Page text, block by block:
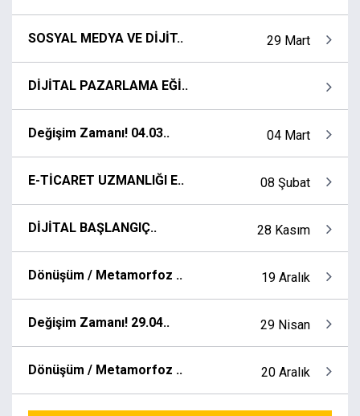
SOSYAL MEDYA VE DİJİT.. 29 Mart
DİJİTAL PAZARLAMA EĞİ..
Değişim Zamanı! 04.03.. 04 Mart
E-TİCARET UZMANLIĞI E.. 08 Şubat
DİJİTAL BAŞLANGIÇ.. 28 Kasım
Dönüşüm / Metamorfoz .. 19 Aralık
Değişim Zamanı! 29.04.. 29 Nisan
Dönüşüm / Metamorfoz .. 20 Aralık